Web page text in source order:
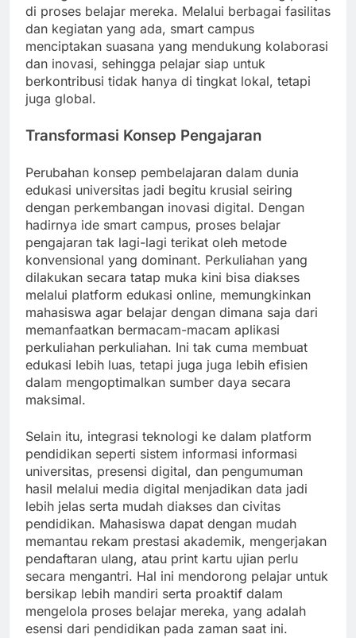
di proses belajar mereka. Melalui berbagai fasilitas
dan kegiatan yang ada, smart campus
menciptakan suasana yang mendukung kolaborasi
dan inovasi, sehingga pelajar siap untuk
berkontribusi tidak hanya di tingkat lokal, tetapi
juga global.
Transformasi Konsep Pengajaran
Perubahan konsep pembelajaran dalam dunia
edukasi universitas jadi begitu krusial seiring
dengan perkembangan inovasi digital. Dengan
hadirnya ide smart campus, proses belajar
pengajaran tak lagi-lagi terikat oleh metode
konvensional yang dominant. Perkuliahan yang
dilakukan secara tatap muka kini bisa diakses
melalui platform edukasi online, memungkinkan
mahasiswa agar belajar dengan dimana saja dari
memanfaatkan bermacam-macam aplikasi
perkuliahan perkuliahan. Ini tak cuma membuat
edukasi lebih luas, tetapi juga juga lebih efisien
dalam mengoptimalkan sumber daya secara
maksimal.
Selain itu, integrasi teknologi ke dalam platform
pendidikan seperti sistem informasi informasi
universitas, presensi digital, dan pengumuman
hasil melalui media digital menjadikan data jadi
lebih jelas serta mudah diakses dan civitas
pendidikan. Mahasiswa dapat dengan mudah
memantau rekam prestasi akademik, mengerjakan
pendaftaran ulang, atau print kartu ujian perlu
secara mengantri. Hal ini mendorong pelajar untuk
bersikap lebih mandiri serta proaktif dalam
mengelola proses belajar mereka, yang adalah
esensi dari pendidikan pada zaman saat ini.